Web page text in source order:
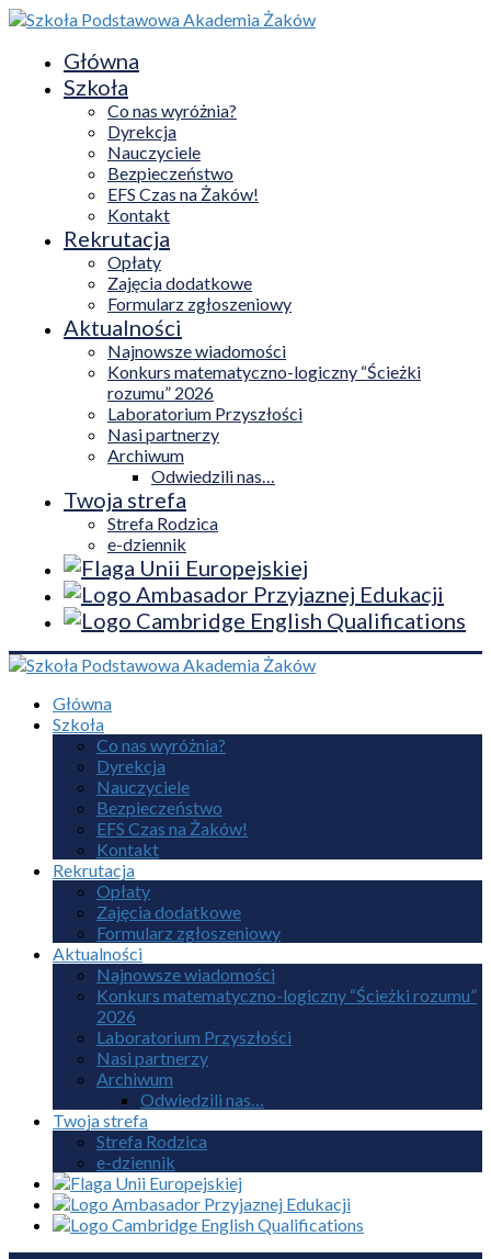
Główna
Szkoła
Co nas wyróżnia?
Dyrekcja
Nauczyciele
Bezpieczeństwo
EFS Czas na Żaków!
Kontakt
Rekrutacja
Opłaty
Zajęcia dodatkowe
Formularz zgłoszeniowy
Aktualności
Najnowsze wiadomości
Konkurs matematyczno-logiczny “Ścieżki
rozumu” 2026
Laboratorium Przyszłości
Nasi partnerzy
Archiwum
Odwiedzili nas…
Twoja strefa
Strefa Rodzica
e-dziennik
Główna
Szkoła
Co nas wyróżnia?
Dyrekcja
Nauczyciele
Bezpieczeństwo
EFS Czas na Żaków!
Kontakt
Rekrutacja
Opłaty
Zajęcia dodatkowe
Formularz zgłoszeniowy
Aktualności
Najnowsze wiadomości
Konkurs matematyczno-logiczny “Ścieżki rozumu”
2026
Laboratorium Przyszłości
Nasi partnerzy
Archiwum
Odwiedzili nas…
Twoja strefa
Strefa Rodzica
e-dziennik